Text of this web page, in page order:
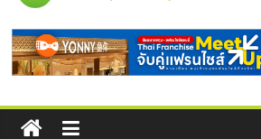
บริษัท Cybersecurity ใน
วิธีเลือกผู้ให้บริการให้คุ้ม
โจทย์ธุรกิจ
รวม
ข้อมูล